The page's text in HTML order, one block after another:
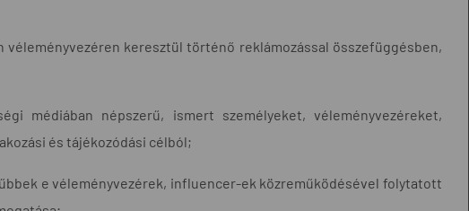
véleményvezéren keresztül történő reklámozással összefüggésben,
médiában népszerű, ismert személyeket, véleményvezéreket,
és tájékozódási célból;
e véleményvezérek, influencer-ek közreműködésével folytatott